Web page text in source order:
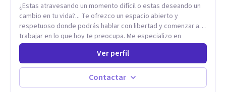
¿Estas atravesando un momento difícil o estas deseando un
cambio en tu vida?... Te ofrezco un espacio abierto y
respetuoso donde podrás hablar con libertad y comenzar a
trabajar en lo que hoy te preocupa. Me especializo en
Trastornos de Ansiedad y a lo largo de mi experiencia
profesional he acompañado a muchas Familias y Parejas con
distintas problemáticas como el manejo del estrés,
Autoestima, Gestión de la Ira, Depresión, Retos en la Crianza,
Codependencia, Celos, entre otros. Cuento con más de 12
Ver perfil
Contactar